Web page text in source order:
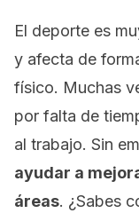
El deporte es
y afecta de
físico. Muchas
por falta de
al trabajo. Sin
ayudar a
áreas. ¿Sabes